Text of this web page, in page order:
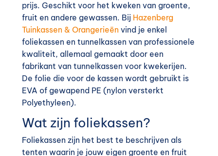
prijs. Geschikt voor het kweken van groente,
fruit en andere gewassen. Bij Hazenberg
Tuinkassen & Orangerieën vind je enkel
foliekassen en tunnelkassen van professionele
kwaliteit, allemaal gemaakt door een
fabrikant van tunnelkassen voor kwekerijen.
De folie die voor de kassen wordt gebruikt is
EVA of gewapend PE (nylon versterkt
Polyethyleen).
Wat zijn foliekassen?
Foliekassen zijn het best te beschrijven als
tenten waarin je jouw eigen groente en fruit